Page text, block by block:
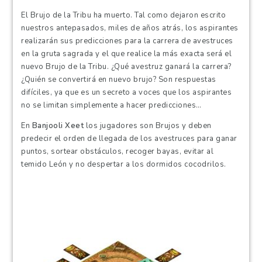
El Brujo de la Tribu ha muerto. Tal como dejaron escrito
nuestros antepasados, miles de años atrás, los aspirantes
realizarán sus predicciones para la carrera de avestruces
en la gruta sagrada y el que realice la más exacta será el
nuevo Brujo de la Tribu. ¿Qué avestruz ganará la carrera?
¿Quién se convertirá en nuevo brujo? Son respuestas
difíciles, ya que es un secreto a voces que los aspirantes
no se limitan simplemente a hacer predicciones…
En Banjooli Xeetlos jugadores son Brujos y deben
predecir el orden de llegada de los avestruces para ganar
puntos, sortear obstáculos, recoger bayas, evitar al
temido León y no despertar a los dormidos cocodrilos.